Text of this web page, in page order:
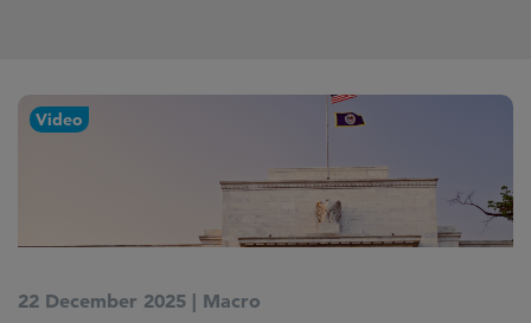
Video
22 December 2025 | Macro